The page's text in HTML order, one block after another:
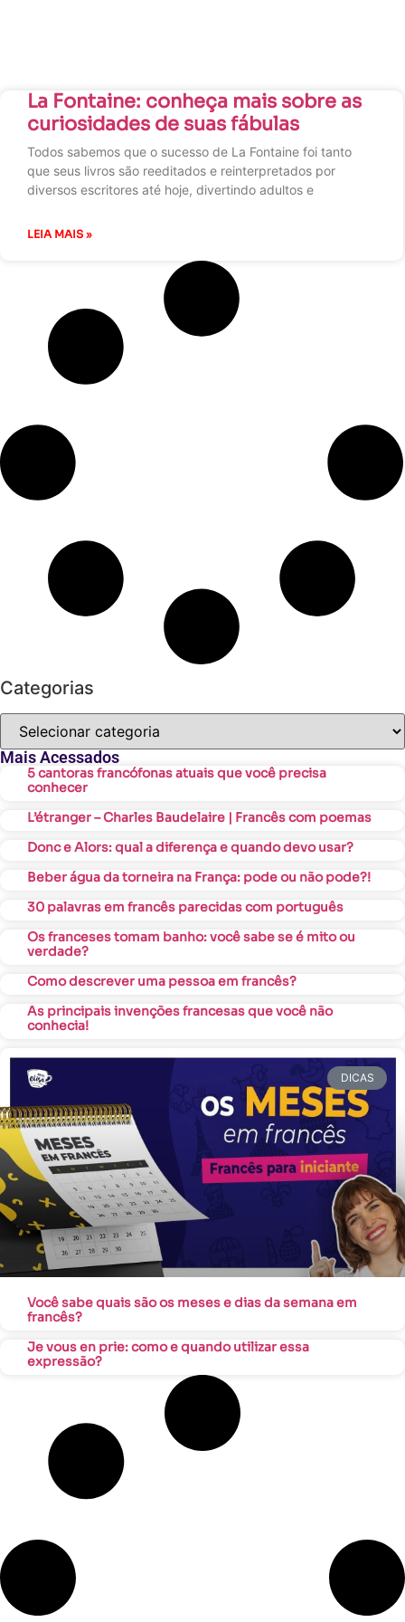
La Fontaine: conheça mais sobre as
curiosidades de suas fábulas
Todos sabemos que o sucesso de La Fontaine foi tanto
que seus livros são reeditados e reinterpretados por
diversos escritores até hoje, divertindo adultos e
LEIA MAIS »
Categorias
Mais Acessados
5 cantoras francófonas atuais que você precisa
conhecer
L’étranger – Charles Baudelaire | Francês com poemas
Donc e Alors: qual a diferença e quando devo usar?
Beber água da torneira na França: pode ou não pode?!
30 palavras em francês parecidas com português
Os franceses tomam banho: você sabe se é mito ou
verdade?
Como descrever uma pessoa em francês?
As principais invenções francesas que você não
conhecia!
DICAS
Você sabe quais são os meses e dias da semana em
francês?
Je vous en prie: como e quando utilizar essa
expressão?